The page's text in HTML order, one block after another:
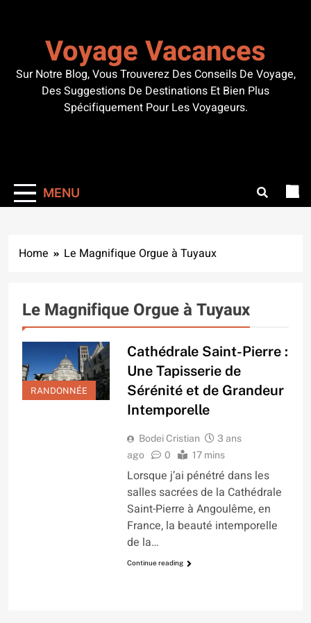
Voyage Vacances
Sur Notre Blog, Vous Trouverez Des Conseils De Voyage,
Des Suggestions De Destinations Et Bien Plus
Spécifiquement Pour Les Voyageurs.
MENU
Home Le Magnifique Orgue à Tuyaux
Le Magnifique Orgue à Tuyaux
RANDONNÉE
Cathédrale Saint-Pierre :
Une Tapisserie de
Sérénité et de Grandeur
Intemporelle
Bodei Cristian
3 ans
ago
0 17 mins
Lorsque j’ai pénétré dans les
salles sacrées de la Cathédrale
Saint-Pierre à Angoulême, en
France, la beauté intemporelle
de la…
Continue reading